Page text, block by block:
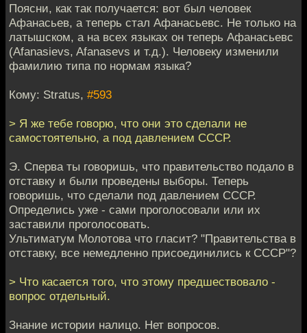
Поясни, как так получается: вот был человек
Афанасьев, а теперь стал Афанасьевс. Не только на
латышском, а на всех языках он теперь Афанасьевс
(Afanasievs, Afanasevs и т.д.). Человеку изменили
фамилию типа по нормам языка?
Кому: Stratus, #593
> Я же тебе говорю, что они это сделали не
самостоятельно, а под давлением СССР.
Э. Сперва ты говоришь, что правительство подало в
отставку и были проведены выборы. Теперь
говоришь, что сделали под давлением СССР.
Определись уже - сами проголосовали или их
заставили проголосовать.
Ультиматум Молотова что гласит? "Правительства в
отставку, все немедленно присоединились к СССР"?
> Что касается того, что этому предшествовало -
вопрос отдельный.
Знание истории налицо. Нет вопросов.